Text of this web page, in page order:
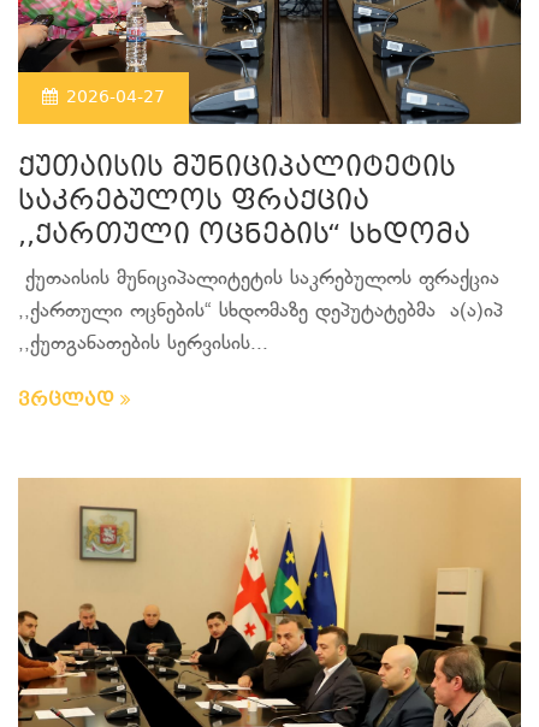
2026-04-27
ქუთაისის მუნიციპალიტეტის
საკრებულოს ფრაქცია
,,ქართული ოცნების“ სხდომა
ქუთაისის მუნიციპალიტეტის საკრებულოს ფრაქცია
,,ქართული ოცნების“ სხდომაზე დეპუტატებმა ა(ა)იპ
,,ქუთგანათების სერვისის...
ვრცლად